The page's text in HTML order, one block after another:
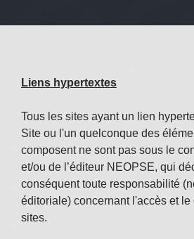
Liens hypertextes
Tous les sites ayant un lien
Site ou l'un quelconque des
composent ne sont pas sous le
et/ou de l’éditeur NEOPSE, qui
conséquent toute responsabilité
éditoriale) concernant l'accès et le
sites.